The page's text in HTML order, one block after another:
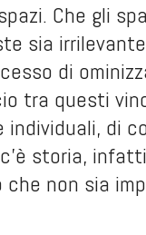
Che gli
sia
di
tra questi
di
storia,
che non sia